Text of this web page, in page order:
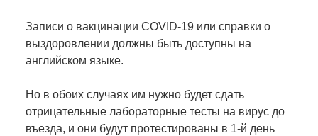
Записи о вакцинации COVID-19 или справки о
выздоровлении должны быть доступны на
английском языке.
Но в обоих случаях им нужно будет сдать
отрицательные лабораторные тесты на вирус до
въезда, и они будут протестированы в 1-й день